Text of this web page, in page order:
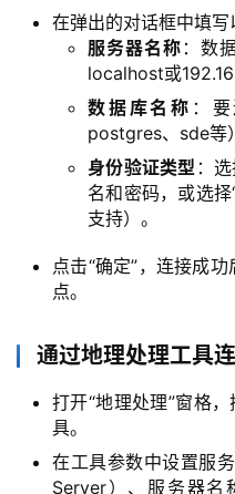
在弹出的对话框中填写
服务器名称 ：数
localhost或
数据库名称 ：
postgres、sde等
身份验证类型 ：
名和密码，或选
支持）。
点击“确定”，连接成
点。
通过地理处理工具
打开“地理处理”窗格
具。
在工具参数中设置服
Server）、服务器名